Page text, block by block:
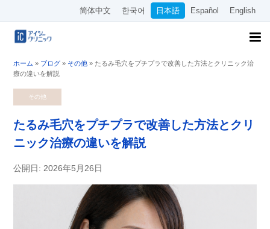
简体中文 한국어 日本語 Español English
ホーム » ブログ » その他 » たるみ毛穴をプチプラで改善した方法とクリニック治
療の違いを解説
その他
たるみ毛穴をプチプラで改善した方法とクリ
ニック治療の違いを解説
公開日: 2026年5月26日